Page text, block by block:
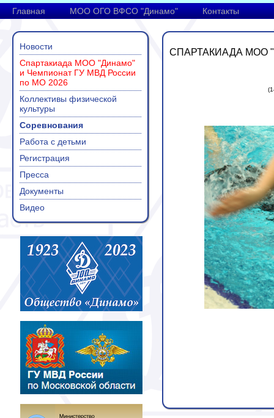
Главная МОО ОГО ВФСО "Динамо" Контакты
Новости
Спартакиада МОО "Динамо"
и Чемпионат ГУ МВД России
по МО 2026
Коллективы физической
культуры
Соревнования
Работа с детьми
Регистрация
Пресса
Документы
Видео
СПАРТАКИАДА МОО